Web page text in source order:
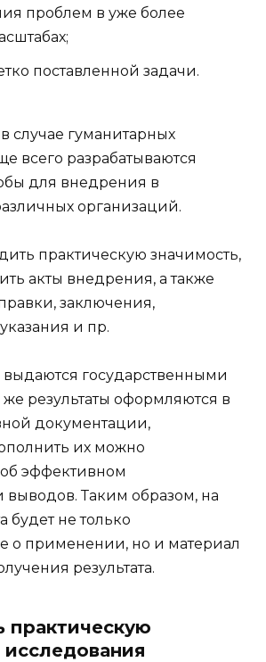
проблем в уже более
поставленной задачи.
случае гуманитарных
всего разрабатываются
для внедрения в
организаций.
практическую значимость,
акты внедрения, а также
заключения,
и пр.
государственными
результаты оформляются в
документации,
их можно
эффективном
выводов. Таким образом, на
будет не только
о применении, но и материал
результата.
практическую